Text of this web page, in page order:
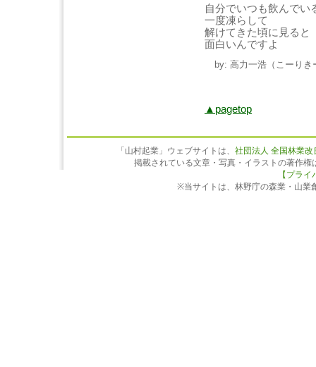
自分でいつも飲んでい
一度凍らして
解けてきた頃に見ると
面白いんですよ
by: 高力一浩（こーりき
▲pagetop
「山村起業」ウェブサイトは、 社団法人 全国林業
掲載されている文章・写真・イラストの著作
【プラ
※当サイトは、林野庁の森業・山業